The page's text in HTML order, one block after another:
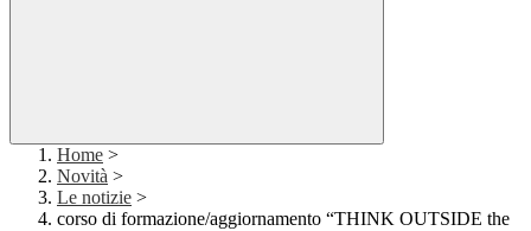
Home >
Novità >
Le notizie >
corso di formazione/aggiornamento “THINK OUTSIDE the